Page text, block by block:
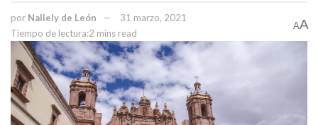
por Nallely de León
31 marzo, 2021
Tiempo de lectura:2 mins read
AA